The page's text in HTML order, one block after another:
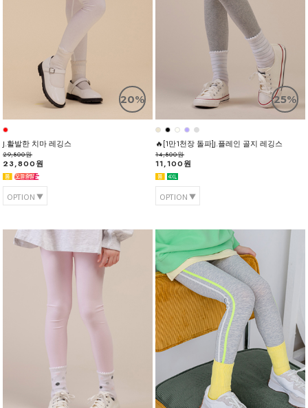
20%
J.활발한 치마 레깅스
29,800원
23,800원
OPTION
25%
🔥[1만1천장 돌파]J.플레인 골지 레깅스
14,800원
11,100원
OPTION